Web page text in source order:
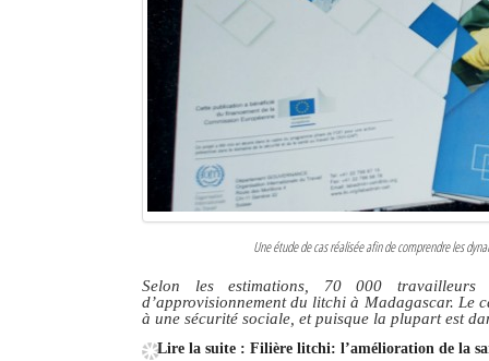
Une étude de cas réalisée afin de comprendre les
Selon les estimations, 70 000
d’approvisionnement du litchi à Madagascar.
à une sécurité sociale, et puisque la plupart est
Lire la suite : Filière litchi: l’amélioration de la